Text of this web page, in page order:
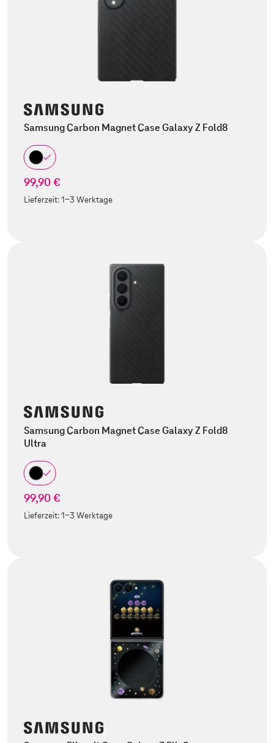
Samsung Carbon Magnet Case Galaxy Z Fold8
99,90 €
Lieferzeit:1-3 Werktage
Samsung Carbon Magnet Case Galaxy Z Fold8
Ultra
99,90 €
Lieferzeit:1-3 Werktage